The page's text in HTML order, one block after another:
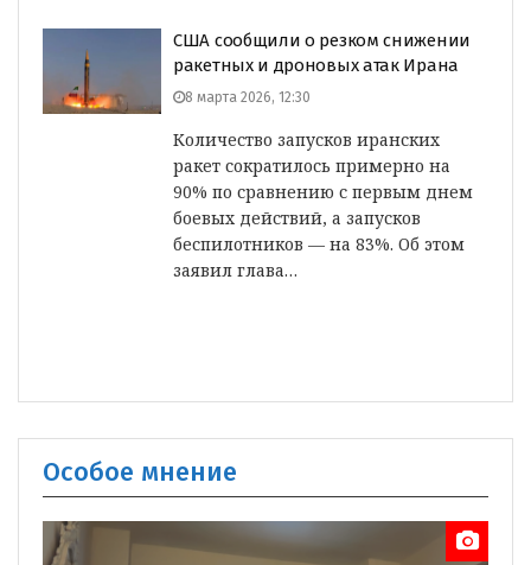
США сообщили о резком снижении
ракетных и дроновых атак Ирана
8 марта 2026, 12:30
Количество запусков иранских
ракет сократилось примерно на
90% по сравнению с первым днем
боевых действий, а запусков
беспилотников — на 83%. Об этом
заявил глава…
Особое мнение